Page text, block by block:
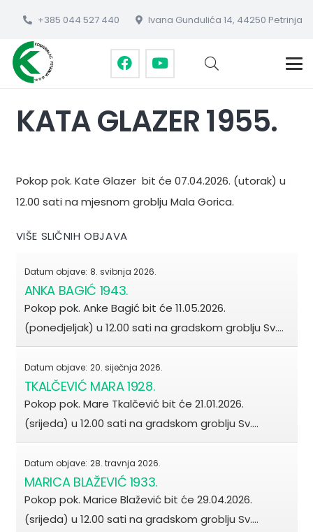
+385 044 527 440 Ivana Gundulića 14, 44250 Petrinja
KATA GLAZER 1955.
Pokop pok. Kate Glazer bit će 07.04.2026. (utorak) u
12.00 sati na mjesnom groblju Mala Gorica.
VIŠE SLIČNIH OBJAVA
Datum objave: 8. svibnja 2026.
ANKA BAGIĆ 1943.
Pokop pok. Anke Bagić bit će 11.05.2026.
(ponedjeljak) u 12.00 sati na gradskom groblju Sv.…
Datum objave: 20. siječnja 2026.
TKALČEVIĆ MARA 1928.
Pokop pok. Mare Tkalčević bit će 21.01.2026.
(srijeda) u 12.00 sati na gradskom groblju Sv.…
Datum objave: 28. travnja 2026.
MARICA BLAŽEVIĆ 1933.
Pokop pok. Marice Blažević bit će 29.04.2026.
(srijeda) u 12.00 sati na gradskom groblju Sv.…